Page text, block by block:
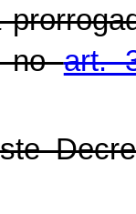
noart.